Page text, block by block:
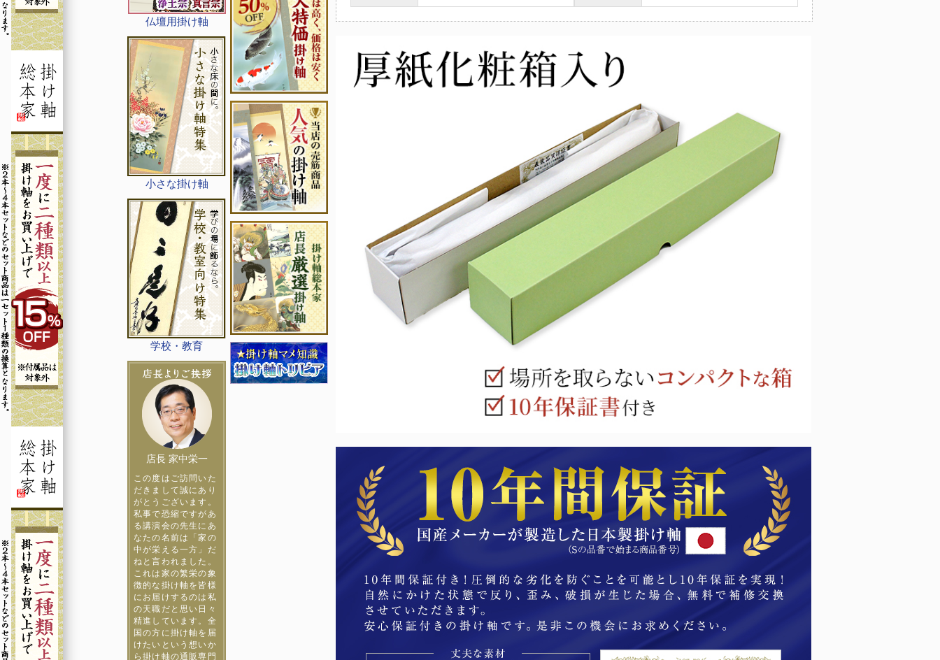
仏壇用掛け軸
小さな掛け軸
学校・教育
店長 家中栄一
この度はご訪問いた
だきまして誠にあり
がとうございます。
私事で恐縮ですがあ
る講演会の先生にあ
なたの名前は「家の
中が栄える一方」だ
ねと言われました。
これは家の繁栄の象
徴的な掛け軸を皆様
にお届けするのは私
の天職だと思い日々
精進しています。全
国の方に掛け軸を届
けたいという想いか
ら掛け軸の通販専門